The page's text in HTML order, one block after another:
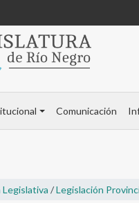
Comunicación
/Legislación